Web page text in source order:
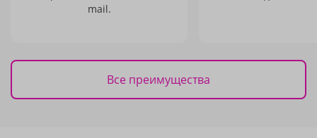
mail.
Все преимущества